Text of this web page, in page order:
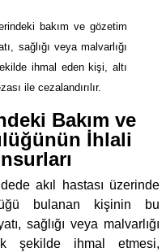
bakım ve gözetim
sağlığı veya malvarlığı
ihmal eden kişi, altı
ile cezalandırılır.
Bakım ve
İhlali
akıl hastası üzerinde
bulanan kişinin bu
sağlığı veya malvarlığı
şekilde ihmal etmesi,